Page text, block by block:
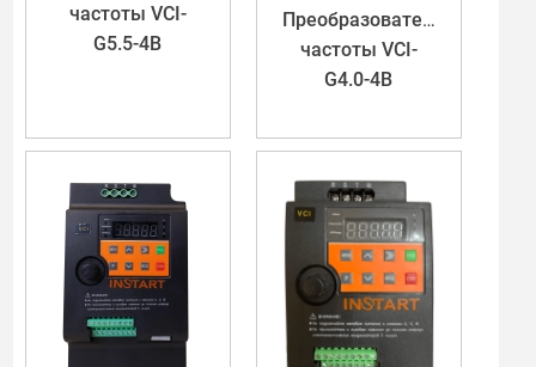
частоты VCI-
G5.5-4B
Преобразователь
частоты VCI-
G4.0-4B